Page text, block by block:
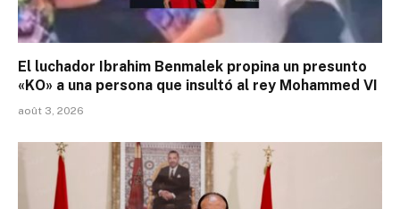
El luchador Ibrahim Benmalek propina un presunto
«KO» a una persona que insultó al rey Mohammed VI
août 3, 2026